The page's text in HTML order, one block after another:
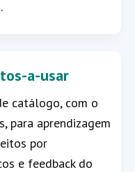
a-usar
catálogo, com o
para aprendizagem
por
e feedback do